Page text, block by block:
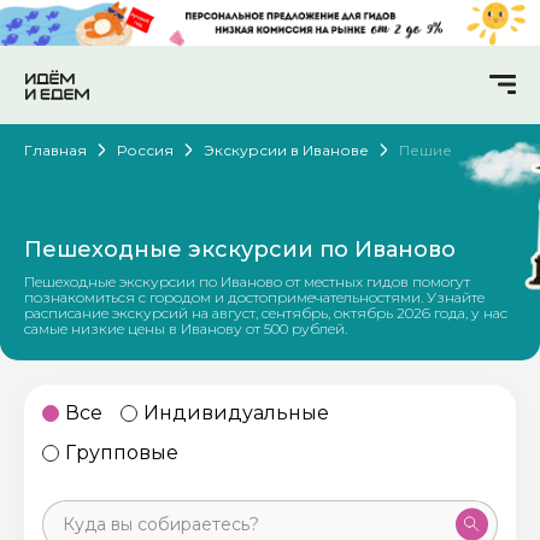
Главная Россия Экскурсии в Иванове Пешие
Пешеходные экскурсии по Иваново
Пешеходные экскурсии по Иваново от местных гидов помогут
познакомиться с городом и достопримечательностями. Узнайте
расписание экскурсий на август, сентябрь, октябрь 2026 года, у нас
самые низкие цены в Иванову от 500 рублей.
Все
Индивидуальные
Групповые